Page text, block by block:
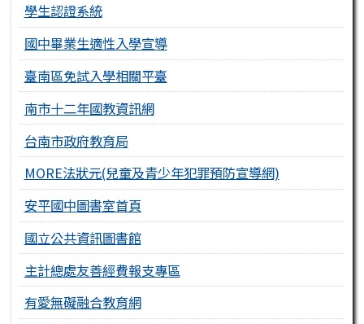
學生認證系統
國中畢業生適性入學宣導
臺南區免試入學相關平臺
南市十二年國教資訊網
台南市政府教育局
MORE法狀元(兒童及青少年犯罪預防宣導網)
安平國中圖書室首頁
國立公共資訊圖書館
主計總處友善經費報支專區
有愛無礙融合教育網